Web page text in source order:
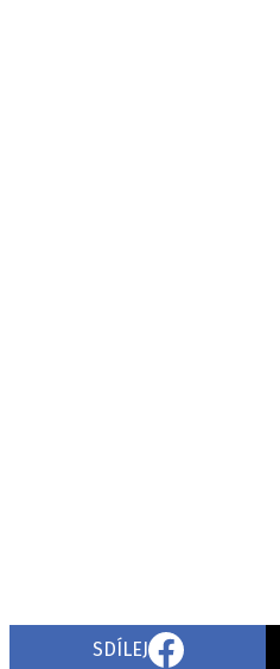
SDÍLEJ